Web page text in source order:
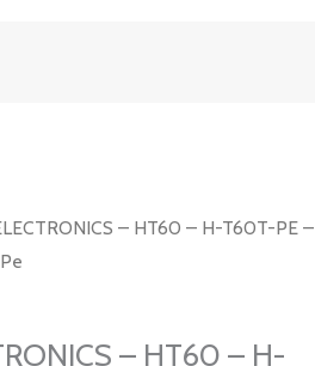
– HT60 – H-T60T-PE –
– HT60 – H-